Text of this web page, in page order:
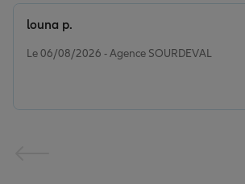
Protection juridique
Le 06/08/2026 - Agence SOURDEVAL
louna p.